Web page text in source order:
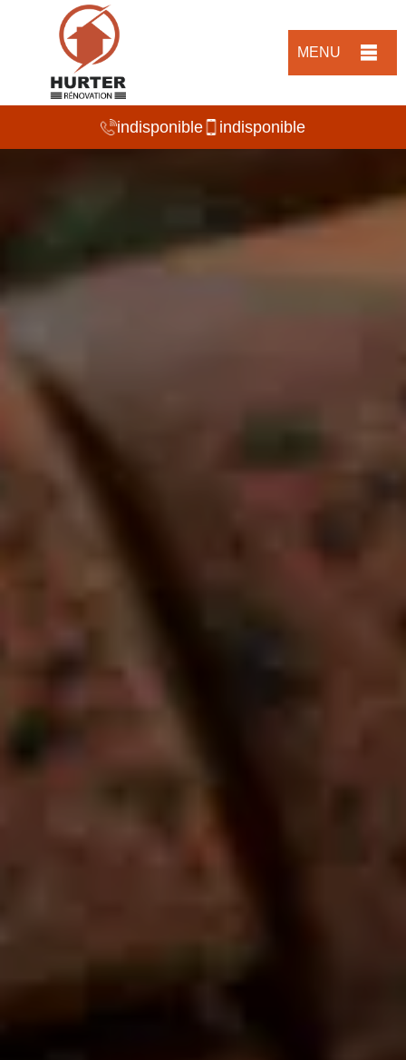
MENU
indisponible indisponible